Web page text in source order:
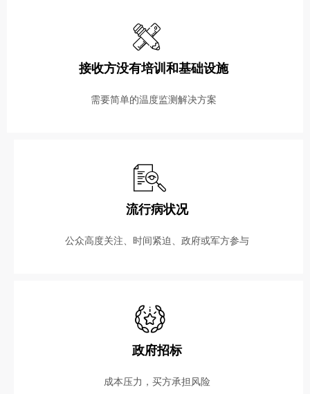
接收方没有培训和基础设施
需要简单的温度监测解决方案
流行病状况
公众高度关注、时间紧迫、政府或军方参与
政府招标
成本压力，买方承担风险